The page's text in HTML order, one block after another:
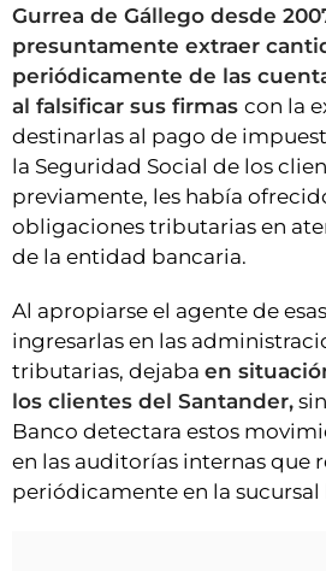
Gurrea de Gállego desde
presuntamente extraer
periódicamente de las
al falsificar sus firmas con la
destinarlas al pago de
la Seguridad Social de los
previamente, les había
obligaciones tributarias en
de la entidad bancaria.
Al apropiarse el agente de
ingresarlas en las
tributarias, dejaba en
los clientes del Santander,
Banco detectara estos
en las auditorías internas que
periódicamente en la sucursal